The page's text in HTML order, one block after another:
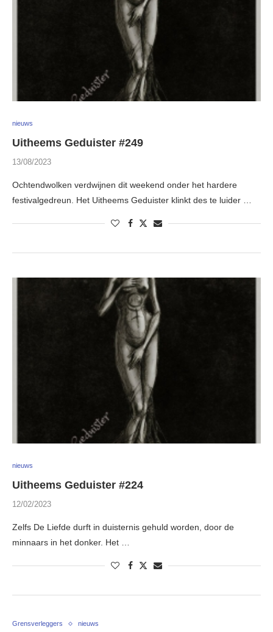
nieuws
Uitheems Geduister #249
13/08/2023
Ochtendwolken verdwijnen dit weekend onder het hardere
festivalgedreun. Het Uitheems Geduister klinkt des te luider …
nieuws
Uitheems Geduister #224
12/02/2023
Zelfs De Liefde durft in duisternis gehuld worden, door de
minnaars in het donker. Het …
Grensverleggers nieuws